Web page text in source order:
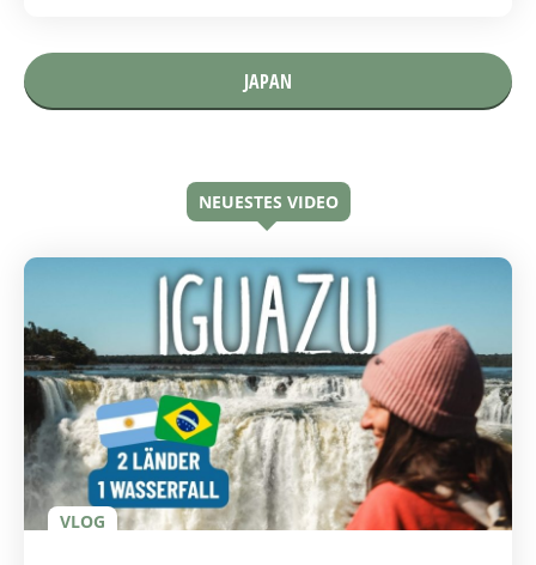
JAPAN
NEUESTES VIDEO
VLOG